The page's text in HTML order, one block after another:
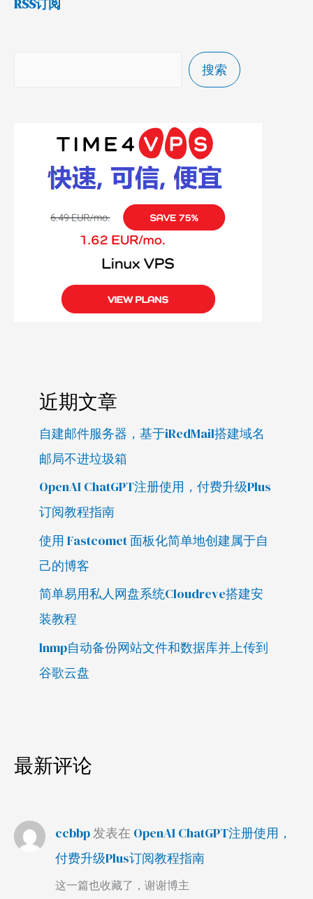
RSS订阅
搜索
近期文章
自建邮件服务器，基于iRedMail搭建域名
邮局不进垃圾箱
OpenAI ChatGPT注册使用，付费升级Plus
订阅教程指南
使用 Fastcomet 面板化简单地创建属于自
己的博客
简单易用私人网盘系统Cloudreve搭建安
装教程
lnmp自动备份网站文件和数据库并上传到
谷歌云盘
最新评论
ccbbp发表在 OpenAI ChatGPT注册使用，
付费升级Plus订阅教程指南
这一篇也收藏了，谢谢博主